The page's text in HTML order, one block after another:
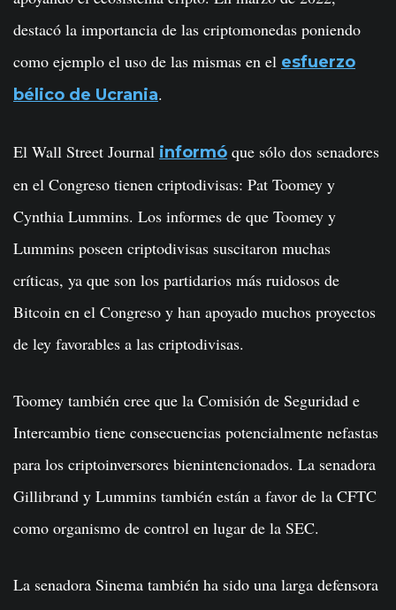
destacó la importancia de las criptomonedas poniendo
como ejemplo el uso de las mismas en el esfuerzo
bélico de Ucrania.
El Wall Street Journal informó que sólo dos senadores
en el Congreso tienen criptodivisas: Pat Toomey y
Cynthia Lummins. Los informes de que Toomey y
Lummins poseen criptodivisas suscitaron muchas
críticas, ya que son los partidarios más ruidosos de
Bitcoin en el Congreso y han apoyado muchos proyectos
de ley favorables a las criptodivisas.
Toomey también cree que la Comisión de Seguridad e
Intercambio tiene consecuencias potencialmente nefastas
para los criptoinversores bienintencionados. La senadora
Gillibrand y Lummins también están a favor de la CFTC
como organismo de control en lugar de la SEC.
La senadora Sinema también ha sido una larga defensora